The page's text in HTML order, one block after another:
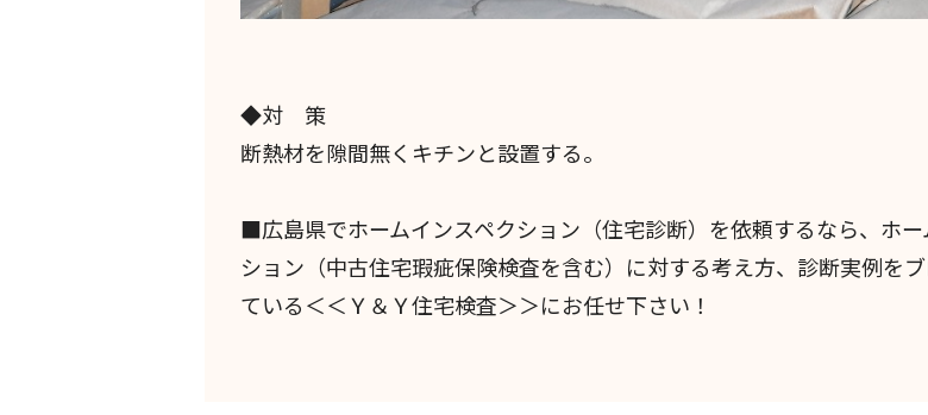
◆対 策
断熱材を隙間無くキチンと設置する。
■広島県でホームインスペクション（住宅診断）を依頼するなら、ホー
ション（中古住宅瑕疵保険検査を含む）に対する考え方、診断実例を
ている＜＜Ｙ＆Ｙ住宅検査＞＞にお任せ下さい！